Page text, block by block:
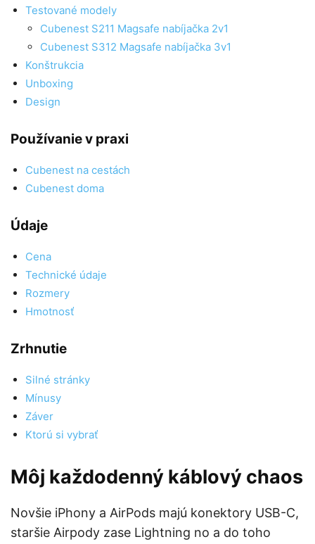
Testované modely
Cubenest S211 Magsafe nabíjačka 2v1
Cubenest S312 Magsafe nabíjačka 3v1
Konštrukcia
Unboxing
Design
Používanie v praxi
Cubenest na cestách
Cubenest doma
Údaje
Cena
Technické údaje
Rozmery
Hmotnosť
Zrhnutie
Silné stránky
Mínusy
Záver
Ktorú si vybrať
Môj každodenný káblový chaos
Novšie iPhony a AirPods majú konektory USB-C,
staršie Airpody zase Lightning no a do toho